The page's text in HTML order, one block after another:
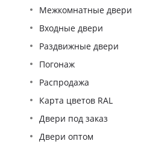
Межкомнатные двери
Входные двери
Раздвижные двери
Погонаж
Распродажа
Карта цветов RAL
Двери под заказ
Двери оптом